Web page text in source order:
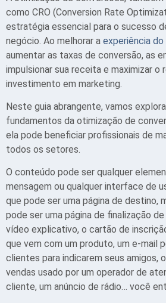
como CRO (Conversion Rate
estratégia essencial para o sucesso
negócio. Ao melhorar a experiência do
aumentar as taxas de conversão, as
impulsionar sua receita e maximizar o
investimento em marketing.
Neste guia abrangente, vamos
fundamentos da otimização de
ela pode beneficiar profissionais de
todos os setores.
O conteúdo pode ser qualquer
mensagem ou qualquer interface de
que pode ser uma página de destino,
pode ser uma página de finalização
vídeo explicativo, o cartão de
que vem com um produto, um e-mail
clientes para indicarem seus amigos,
vendas usado por um operador de
cliente, um anúncio de rádio… você